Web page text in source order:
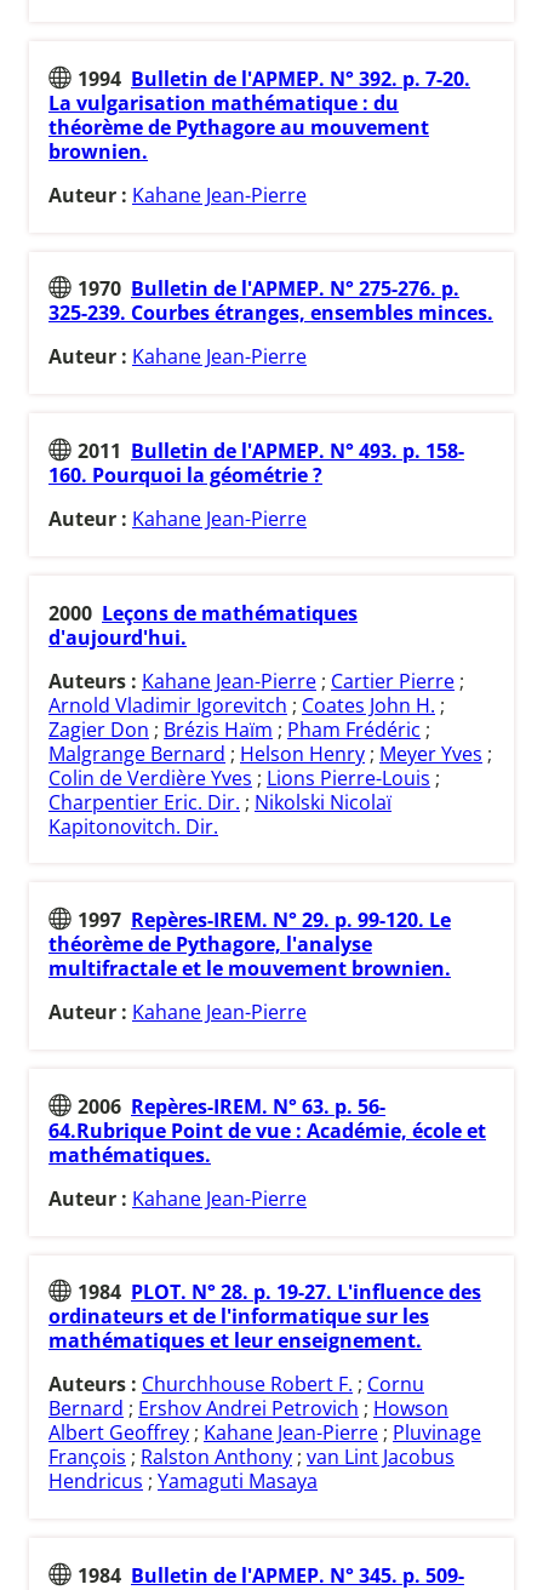
1994 Bulletin de l'APMEP. N° 392. p. 7-20.
La vulgarisation mathématique : du
théorème de Pythagore au mouvement
brownien.
Auteur : Kahane Jean-Pierre
1970 Bulletin de l'APMEP. N° 275-276. p.
325-239. Courbes étranges, ensembles minces.
Auteur : Kahane Jean-Pierre
2011 Bulletin de l'APMEP. N° 493. p. 158-
160. Pourquoi la géométrie ?
Auteur : Kahane Jean-Pierre
2000 Leçons de mathématiques
d'aujourd'hui.
Auteurs : Kahane Jean-Pierre ; Cartier Pierre ;
Arnold Vladimir Igorevitch ; Coates John H. ;
Zagier Don ; Brézis Haïm ; Pham Frédéric ;
Malgrange Bernard ; Helson Henry ; Meyer Yves ;
Colin de Verdière Yves ; Lions Pierre-Louis ;
Charpentier Eric. Dir. ; Nikolski Nicolaï
Kapitonovitch. Dir.
1997 Repères-IREM. N° 29. p. 99-120. Le
théorème de Pythagore, l'analyse
multifractale et le mouvement brownien.
Auteur : Kahane Jean-Pierre
2006 Repères-IREM. N° 63. p. 56-
64.Rubrique Point de vue : Académie, école et
mathématiques.
Auteur : Kahane Jean-Pierre
1984 PLOT. N° 28. p. 19-27. L'influence des
ordinateurs et de l'informatique sur les
mathématiques et leur enseignement.
Auteurs : Churchhouse Robert F. ; Cornu
Bernard ; Ershov Andrei Petrovich ; Howson
Albert Geoffrey ; Kahane Jean-Pierre ; Pluvinage
François ; Ralston Anthony ; van Lint Jacobus
Hendricus ; Yamaguti Masaya
1984 Bulletin de l'APMEP. N° 345. p. 509-